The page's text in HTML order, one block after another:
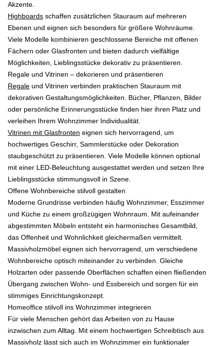
Akzente.
Highboards schaffen zusätzlichen Stauraum auf mehreren
Ebenen und eignen sich besonders für größere Wohnräume.
Viele Modelle kombinieren geschlossene Bereiche mit offenen
Fächern oder Glasfronten und bieten dadurch vielfältige
Möglichkeiten, Lieblingsstücke dekorativ zu präsentieren.
Regale und Vitrinen – dekorieren und präsentieren
Regale und Vitrinen verbinden praktischen Stauraum mit
dekorativen Gestaltungsmöglichkeiten. Bücher, Pflanzen, Bilder
oder persönliche Erinnerungsstücke finden hier ihren Platz und
verleihen Ihrem Wohnzimmer Individualität.
Vitrinen mit Glasfronten eignen sich hervorragend, um
hochwertiges Geschirr, Sammlerstücke oder Dekoration
staubgeschützt zu präsentieren. Viele Modelle können optional
mit einer LED-Beleuchtung ausgestattet werden und setzen Ihre
Lieblingsstücke stimmungsvoll in Szene.
Offene Wohnbereiche stilvoll gestalten
Moderne Grundrisse verbinden häufig Wohnzimmer, Esszimmer
und Küche zu einem großzügigen Wohnraum. Mit aufeinander
abgestimmten Möbeln entsteht ein harmonisches Gesamtbild,
das Offenheit und Wohnlichkeit gleichermaßen vermittelt.
Massivholzmöbel eignen sich hervorragend, um verschiedene
Wohnbereiche optisch miteinander zu verbinden. Gleiche
Holzarten oder passende Oberflächen schaffen einen fließenden
Übergang zwischen Wohn- und Essbereich und sorgen für ein
stimmiges Einrichtungskonzept.
Homeoffice stilvoll ins Wohnzimmer integrieren
Für viele Menschen gehört das Arbeiten von zu Hause
inzwischen zum Alltag. Mit einem hochwertigen Schreibtisch aus
Massivholz lässt sich auch im Wohnzimmer ein funktionaler